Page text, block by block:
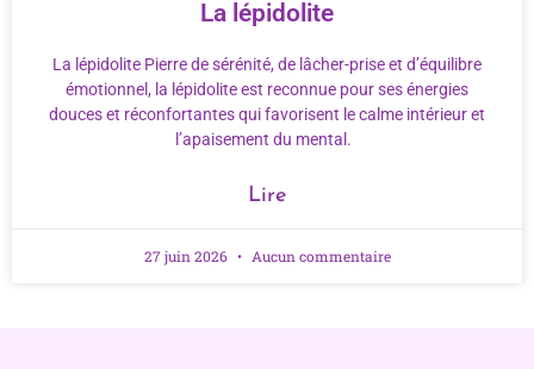
La lépidolite
La lépidolite Pierre de sérénité, de lâcher-prise et d’équilibre
émotionnel, la lépidolite est reconnue pour ses énergies
douces et réconfortantes qui favorisent le calme intérieur et
l’apaisement du mental.
Lire
27 juin 2026 Aucun commentaire